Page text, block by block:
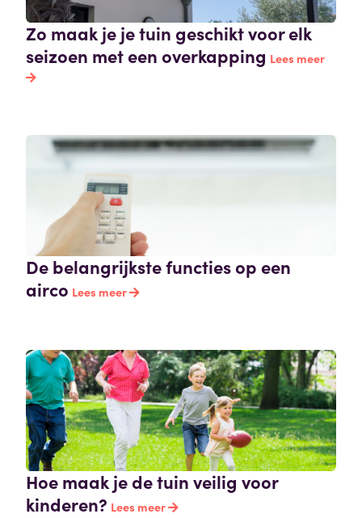
Zo maak je je tuin geschikt voor elk
seizoen met een overkapping Lees meer
De belangrijkste functies op een
airco Lees meer
Hoe maak je de tuin veilig voor
kinderen? Lees meer